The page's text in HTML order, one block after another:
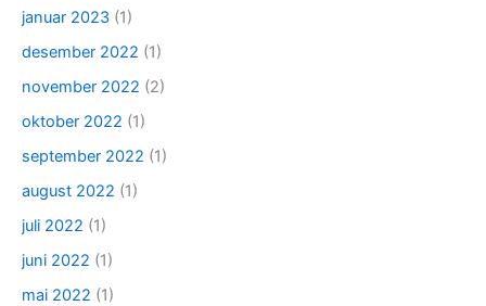
januar 2023 (1)
desember 2022 (1)
november 2022 (2)
oktober 2022 (1)
september 2022 (1)
august 2022 (1)
juli 2022 (1)
juni 2022 (1)
mai 2022 (1)